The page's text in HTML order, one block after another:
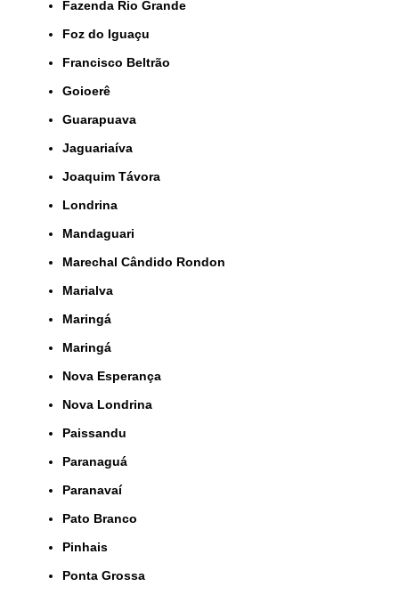
Fazenda Rio Grande
Foz do Iguaçu
Francisco Beltrão
Goioerê
Guarapuava
Jaguariaíva
Joaquim Távora
Londrina
Mandaguari
Marechal Cândido Rondon
Marialva
Maringá
Maringá
Nova Esperança
Nova Londrina
Paissandu
Paranaguá
Paranavaí
Pato Branco
Pinhais
Ponta Grossa